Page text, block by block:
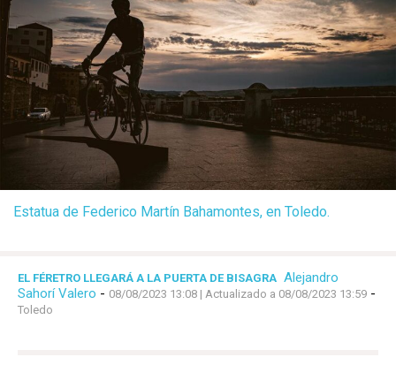
Estatua de Federico Martín Bahamontes, en Toledo.
EL FÉRETRO LLEGARÁ A LA PUERTA DE BISAGRA Alejandro
Sahorí Valero - 08/08/2023 13:08 | Actualizado a 08/08/2023 13:59 -
Toledo